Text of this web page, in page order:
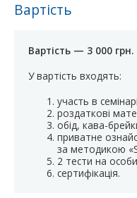
Вартість
Вартість — 3 000 грн.
У вартість входять:
участь в
роздаткові
обід, кава-
приватне
за методикою
2 тести на
сертифікація.